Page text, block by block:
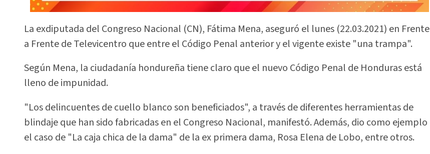
La exdiputada del Congreso Nacional (CN), Fátima Mena, aseguró el lunes (22.03.2021) en Frente
a Frente de Televicentro que entre el Código Penal anterior y el vigente existe "una trampa".
Según Mena, la ciudadanía hondureña tiene claro que el nuevo Código Penal de Honduras está
lleno de impunidad.
"Los delincuentes de cuello blanco son beneficiados", a través de diferentes herramientas de
blindaje que han sido fabricadas en el Congreso Nacional, manifestó. Además, dio como ejemplo
el caso de "La caja chica de la dama" de la ex primera dama, Rosa Elena de Lobo, entre otros.